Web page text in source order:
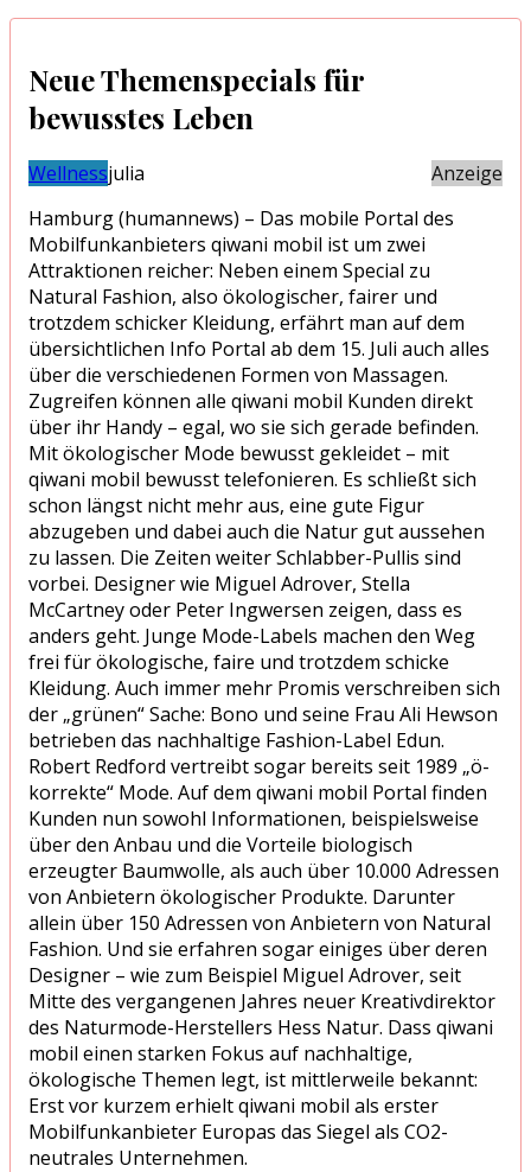
Neue Themenspecials für
bewusstes Leben
Wellnessjulia
Anzeige
Hamburg (humannews) – Das mobile Portal des
Mobilfunkanbieters qiwani mobil ist um zwei
Attraktionen reicher: Neben einem Special zu
Natural Fashion, also ökologischer, fairer und
trotzdem schicker Kleidung, erfährt man auf dem
übersichtlichen Info Portal ab dem 15. Juli auch alles
über die verschiedenen Formen von Massagen.
Zugreifen können alle qiwani mobil Kunden direkt
über ihr Handy – egal, wo sie sich gerade befinden.
Mit ökologischer Mode bewusst gekleidet – mit
qiwani mobil bewusst telefonieren. Es schließt sich
schon längst nicht mehr aus, eine gute Figur
abzugeben und dabei auch die Natur gut aussehen
zu lassen. Die Zeiten weiter Schlabber-Pullis sind
vorbei. Designer wie Miguel Adrover, Stella
McCartney oder Peter Ingwersen zeigen, dass es
anders geht. Junge Mode-Labels machen den Weg
frei für ökologische, faire und trotzdem schicke
Kleidung. Auch immer mehr Promis verschreiben sich
der „grünen“ Sache: Bono und seine Frau Ali Hewson
betrieben das nachhaltige Fashion-Label Edun.
Robert Redford vertreibt sogar bereits seit 1989 „ö-
korrekte“ Mode. Auf dem qiwani mobil Portal finden
Kunden nun sowohl Informationen, beispielsweise
über den Anbau und die Vorteile biologisch
erzeugter Baumwolle, als auch über 10.000 Adressen
von Anbietern ökologischer Produkte. Darunter
allein über 150 Adressen von Anbietern von Natural
Fashion. Und sie erfahren sogar einiges über deren
Designer – wie zum Beispiel Miguel Adrover, seit
Mitte des vergangenen Jahres neuer Kreativdirektor
des Naturmode-Herstellers Hess Natur. Dass qiwani
mobil einen starken Fokus auf nachhaltige,
ökologische Themen legt, ist mittlerweile bekannt:
Erst vor kurzem erhielt qiwani mobil als erster
Mobilfunkanbieter Europas das Siegel als CO2-
neutrales Unternehmen.